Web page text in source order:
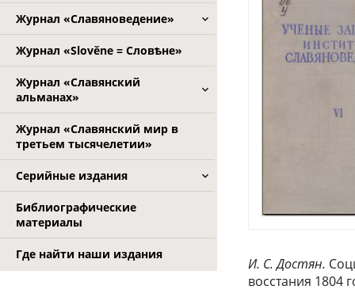
Журнал «Славяноведение»
Журнал «Slověne = Словѣне»
Журнал «Славянский
альманах»
Журнал «Славянский мир в
третьем тысячелетии»
Серийные издания
Библиографические
материалы
Где найти наши издания
И. С. Достян.
восстания 1804